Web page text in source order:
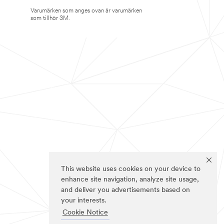
This website uses cookies on your device to
enhance site navigation, analyze site usage,
and deliver you advertisements based on
your interests.
Cookie Notice
Varumärken som anges ovan är varumärken
som tillhör 3M.